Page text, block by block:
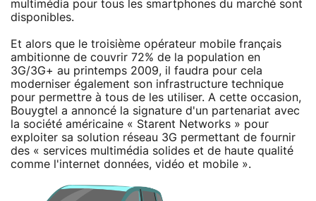
multimédia pour tous les smartphones du marché sont
disponibles.
Et alors que le troisième opérateur mobile français
ambitionne de couvrir 72% de la population en
3G/3G+ au printemps 2009, il faudra pour cela
moderniser également son infrastructure technique
pour permettre à tous de les utiliser. A cette occasion,
Bouygtel a annoncé la signature d'un partenariat avec
la société américaine « Starent Networks » pour
exploiter sa solution réseau 3G permettant de fournir
des « services multimédia solides et de haute qualité
comme l'internet données, vidéo et mobile ».